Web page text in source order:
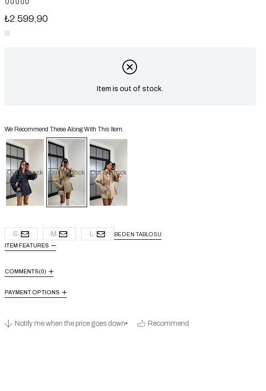
₺2.599,90
Item is out of stock.
We Recommend These Along With This Item.
Out of stock Out of stock Out of stock
S M L
BEDEN TABLOSU
ITEM FEATURES
COMMENTS(0)
PAYMENT OPTIONS
Notify me when the price goes down Recommend